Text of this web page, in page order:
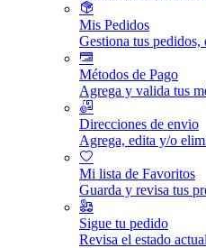
Mis Pedidos
Gestiona tus pedidos,
Métodos de Pago
Agrega y valida tus
Direcciones de envio
Agrega, edita y/o
Mi lista de Favoritos
Guarda y revisa tus
Sigue tu pedido
Revisa el estado